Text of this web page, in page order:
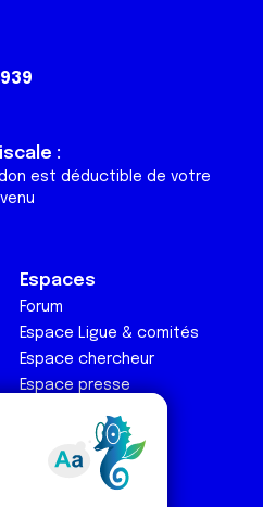
:
est déductible de votre
Espaces
Forum
Espace Ligue & comités
Espace chercheur
Espace presse